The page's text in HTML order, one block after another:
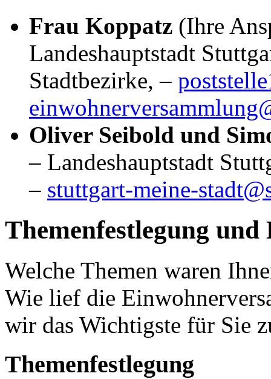
Frau Koppatz (Ihre
Landeshauptstadt
Stadtbezirke, –
Oliver Seibold und
– Landeshauptstadt
– stuttgart-meine-
Themenfestlegung
Welche Themen waren
Wie lief die
wir das Wichtigste für Sie
Themenfestlegung